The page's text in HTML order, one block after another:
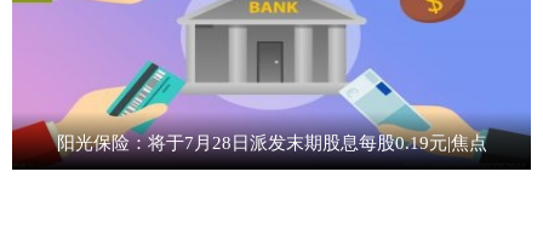
阳光保险：将于7月28日派发末期股息每股0.19元|焦点